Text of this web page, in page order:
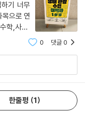
는 둘 다 땅에 핀 식물일
피리 부는 방법을 가르쳐
다는 설명에 아이들은 그
반면 또 어떤 아이들은 바
아이들은 쉬는 시간마다
리를 불면서 음악 수업
화단이 노랗게 익은 밀로
방법과 주의 사항을 들
을 베는 아이들이지만 나
수확합니다. 수확한 밀을
기 너무
으로 연
학,사회,
와 행사
업에 맞
를
0 댓글0
한줄평 1